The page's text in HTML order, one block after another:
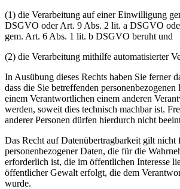
(1) die Verarbeitung auf einer Einwilligung
DSGVO oder Art. 9 Abs. 2 lit. a DSGVO
gem. Art. 6 Abs. 1 lit. b DSGVO beruht und
(2) die Verarbeitung mithilfe automatisierter
In Ausübung dieses Rechts haben Sie ferner
dass die Sie betreffenden
einem Verantwortlichen einem anderen
werden, soweit dies technisch machbar ist.
anderer Personen dürfen hierdurch nicht
Das Recht auf Datenübertragbarkeit gilt nicht
personenbezogener Daten, die für die
erforderlich ist, die im öffentlichen Interesse
öffentlicher Gewalt erfolgt, die dem
wurde.